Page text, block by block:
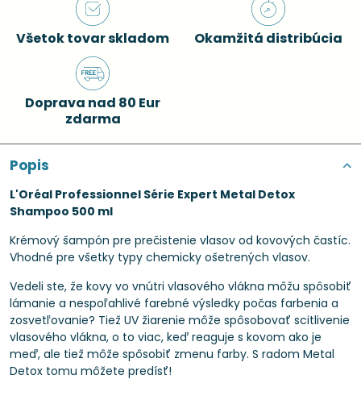
Všetok tovar skladom Okamžitá distribúcia
Doprava nad 80 Eur
zdarma
Popis
L'Oréal Professionnel Série Expert Metal Detox
Shampoo 500 ml
Krémový šampón pre prečistenie vlasov od kovových častíc.
Vhodné pre všetky typy chemicky ošetrených vlasov.
Vedeli ste, že kovy vo vnútri vlasového vlákna môžu spôsobiť
lámanie a nespoľahlivé farebné výsledky počas farbenia a
zosvetľovanie? Tiež UV žiarenie môže spôsobovať scitlivenie
vlasového vlákna, o to viac, keď reaguje s kovom ako je
meď, ale tiež môže spôsobiť zmenu farby. S radom Metal
Detox tomu môžete predísť!